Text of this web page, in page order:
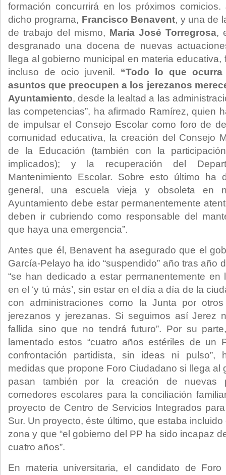
formación concurrirá en los próximos
dicho programa, Francisco Benavent, y una de
de trabajo del mismo, María José Torregrosa,
desgranado una docena de nuevas
llega al gobierno municipal en materia
incluso de ocio juvenil. “Todo lo que
asuntos que preocupen a los jerezanos
Ayuntamiento, desde la lealtad a las
las competencias”, ha afirmado Ramírez, quien
de impulsar el Consejo Escolar como foro de
comunidad educativa, la creación del Consejo
de la Educación (también con la
implicados); y la recuperación del
Mantenimiento Escolar. Sobre esto último ha
general, una escuela vieja y obsoleta en
Ayuntamiento debe estar permanentemente
deben ir cubriendo como responsable del
que haya una emergencia”.
Antes que él, Benavent ha asegurado que el
García-Pelayo ha ido “suspendido” año tras año
“se han dedicado a estar permanentemente en
en el ‘y tú más’, sin estar en el día a día de la
con administraciones como la Junta por
jerezanos y jerezanas. Si seguimos así Jerez
fallida sino que no tendrá futuro”. Por su
lamentado estos “cuatro años estériles de un
confrontación partidista, sin ideas ni pulso”,
medidas que propone Foro Ciudadano si llega al
pasan también por la creación de nuevas
comedores escolares para la conciliación
proyecto de Centro de Servicios Integrados
Sur. Un proyecto, éste último, que estaba
zona y que “el gobierno del PP ha sido incapaz
cuatro años”.
En materia universitaria, el candidato de